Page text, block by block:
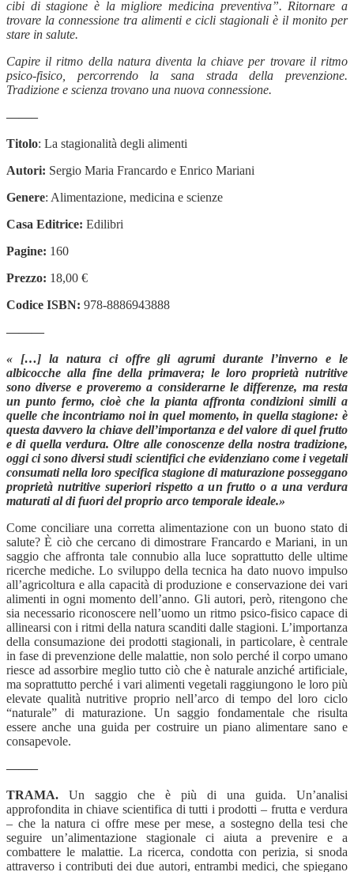
cibi di stagione è la migliore medicina preventiva”. Ritornare a
trovare la connessione tra alimenti e cicli stagionali è il monito per
stare in salute.
Capire il ritmo della natura diventa la chiave per trovare il ritmo
psico-fisico, percorrendo la sana strada della prevenzione.
Tradizione e scienza trovano una nuova connessione.
——–
Titolo: La stagionalità degli alimenti
Autori: Sergio Maria Francardo e Enrico Mariani
Genere: Alimentazione, medicina e scienze
Casa Editrice: Edilibri
Pagine: 160
Prezzo: 18,00 €
Codice ISBN: 978-8886943888
———
« […] la natura ci offre gli agrumi durante l’inverno e le
albicocche alla fine della primavera; le loro proprietà nutritive
sono diverse e proveremo a considerarne le differenze, ma resta
un punto fermo, cioè che la pianta affronta condizioni simili a
quelle che incontriamo noi in quel momento, in quella stagione: è
questa davvero la chiave dell’importanza e del valore di quel frutto
e di quella verdura. Oltre alle conoscenze della nostra tradizione,
oggi ci sono diversi studi scientifici che evidenziano come i vegetali
consumati nella loro specifica stagione di maturazione posseggano
proprietà nutritive superiori rispetto a un frutto o a una verdura
maturati al di fuori del proprio arco temporale ideale.»
Come conciliare una corretta alimentazione con un buono stato di
salute? È ciò che cercano di dimostrare Francardo e Mariani, in un
saggio che affronta tale connubio alla luce soprattutto delle ultime
ricerche mediche. Lo sviluppo della tecnica ha dato nuovo impulso
all’agricoltura e alla capacità di produzione e conservazione dei vari
alimenti in ogni momento dell’anno. Gli autori, però, ritengono che
sia necessario riconoscere nell’uomo un ritmo psico-fisico capace di
allinearsi con i ritmi della natura scanditi dalle stagioni. L’importanza
della consumazione dei prodotti stagionali, in particolare, è centrale
in fase di prevenzione delle malattie, non solo perché il corpo umano
riesce ad assorbire meglio tutto ciò che è naturale anziché artificiale,
ma soprattutto perché i vari alimenti vegetali raggiungono le loro più
elevate qualità nutritive proprio nell’arco di tempo del loro ciclo
“naturale” di maturazione. Un saggio fondamentale che risulta
essere anche una guida per costruire un piano alimentare sano e
consapevole.
——–
TRAMA. Un saggio che è più di una guida. Un’analisi
approfondita in chiave scientifica di tutti i prodotti – frutta e verdura
– che la natura ci offre mese per mese, a sostegno della tesi che
seguire un’alimentazione stagionale ci aiuta a prevenire e a
combattere le malattie. La ricerca, condotta con perizia, si snoda
attraverso i contributi dei due autori, entrambi medici, che spiegano